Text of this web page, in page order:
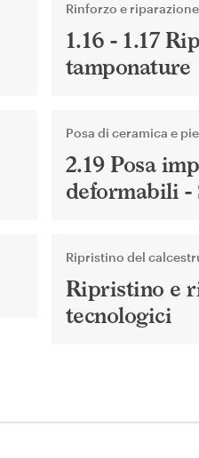
Rinforzo e
1.16 - 1.17
tamponature
Posa di ceramica e
2.19 Posa
deformabili -
Ripristino del
Ripristino e
tecnologici